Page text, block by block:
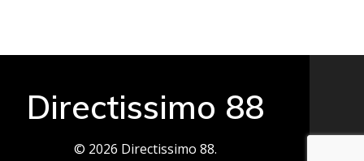
Directissimo 88
© 2026 Directissimo 88.